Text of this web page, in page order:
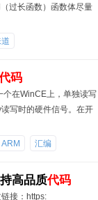
过长函数）函数体尽量
码
个在WinCE上，单独读写
写时的硬件信号。在开
ARM 汇编
高品质代码
接：https: